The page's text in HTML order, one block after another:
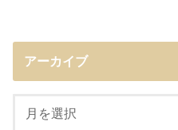
アーカイブ